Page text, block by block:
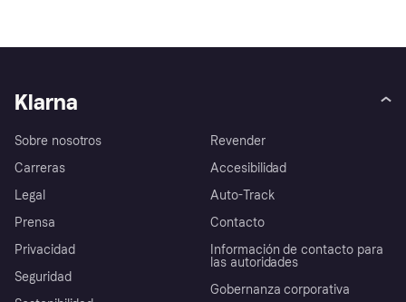
Klarna
Sobre nosotros
Carreras
Legal
Prensa
Privacidad
Seguridad
Revender
Accesibilidad
Auto-Track
Contacto
Información de contacto para
las autoridades
Gobernanza corporativa